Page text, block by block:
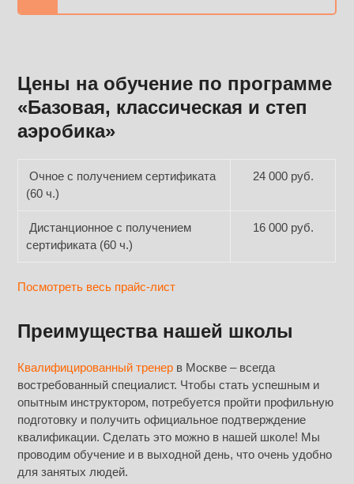
Цены на обучение по программе
«Базовая, классическая и степ
аэробика»
Очное с получением сертификата
(60 ч.)
24 000 руб.
Дистанционное с получением
сертификата (60 ч.)
16 000 руб.
Посмотреть весь прайс-лист
Преимущества нашей школы
Квалифицированный тренер в Москве – всегда
востребованный специалист. Чтобы стать успешным и
опытным инструктором, потребуется пройти профильную
подготовку и получить официальное подтверждение
квалификации. Сделать это можно в нашей школе! Мы
проводим обучение и в выходной день, что очень удобно
для занятых людей.